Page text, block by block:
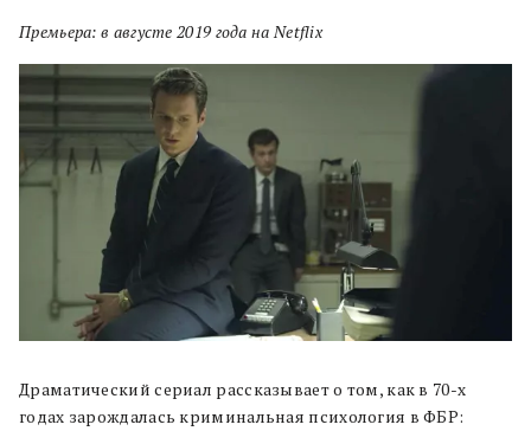
Премьера: в августе 2019 года на Netflix
Драматический сериал рассказывает о том, как в 70-х
годах зарождалась криминальная психология в ФБР: